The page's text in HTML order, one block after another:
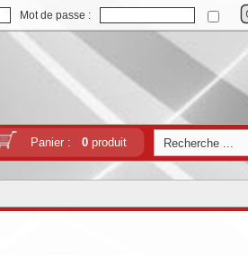
Mot de passe :
Panier : 0produit